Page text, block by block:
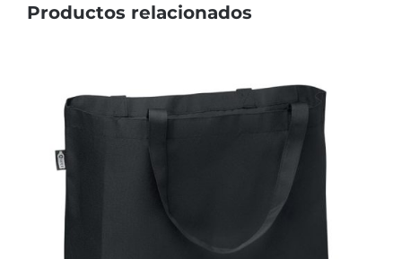
Productos relacionados